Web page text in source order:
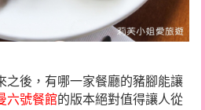
之後，有哪一家餐廳的豬腳能讓
六號餐館的版本絕對值得讓人從